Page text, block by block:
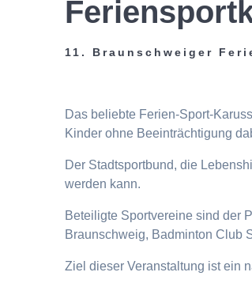
11. Braunschweiger
Das beliebte Ferien-Sport-
Kinder ohne Beeinträchtigung
Der Stadtsportbund, die
werden kann.
Beteiligte Sportvereine sind der
Braunschweig, Badminton Club
Ziel dieser Veranstaltung ist ein